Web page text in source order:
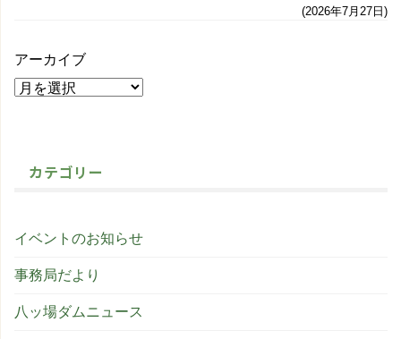
2026年7月27日
アーカイブ
カテゴリー
イベントのお知らせ
事務局だより
八ッ場ダムニュース